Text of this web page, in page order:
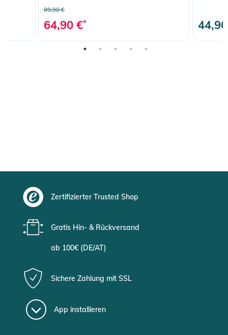
89,90 €
64,90 €*
Zertifizierter Trusted Shop
Gratis Hin- & Rückversand
ab 100€ (DE/AT)
Sichere Zahlung mit SSL
App installieren